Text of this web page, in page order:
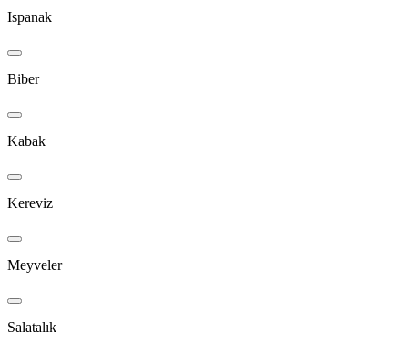
Ispanak
Biber
Kabak
Kereviz
Meyveler
Salatalık